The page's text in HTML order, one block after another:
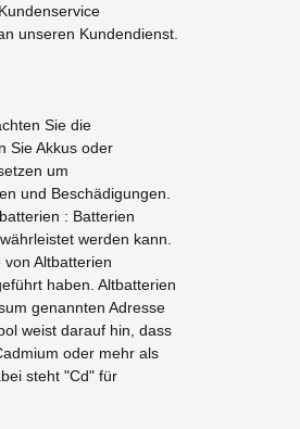
unseren Kundendienst.
Sie die
Sie Akkus oder
um
und Beschädigungen.
: Batterien
werden kann.
Altbatterien
haben. Altbatterien
genannten Adresse
weist darauf hin, dass
oder mehr als
steht "Cd" für